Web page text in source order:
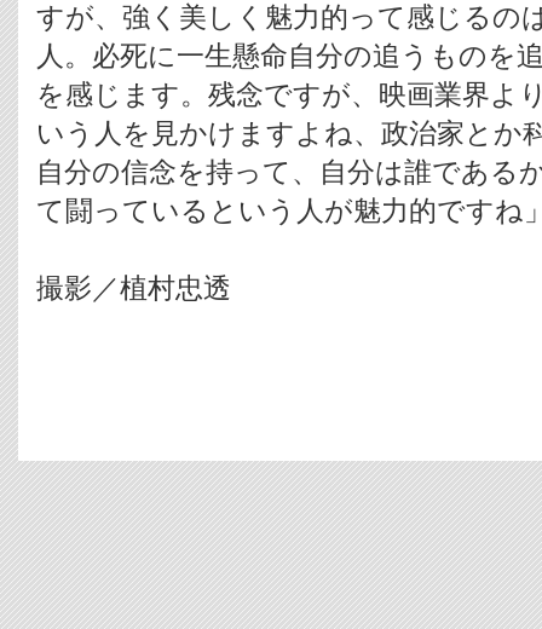
すが、強く美しく魅力的って感じるの
人。必死に一生懸命自分の追うものを
を感じます。残念ですが、映画業界よ
いう人を見かけますよね、政治家とか
自分の信念を持って、自分は誰である
て闘っているという人が魅力的ですね
撮影／植村忠透